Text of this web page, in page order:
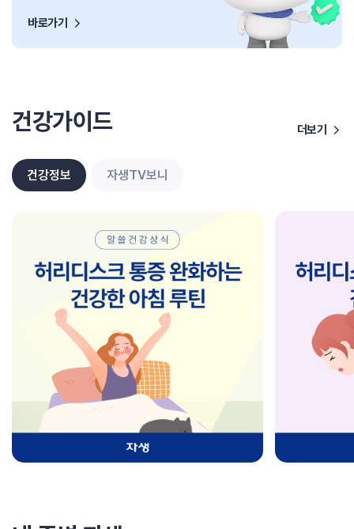
바로가기
건강가이드 더보기
건강정보 자생TV보니